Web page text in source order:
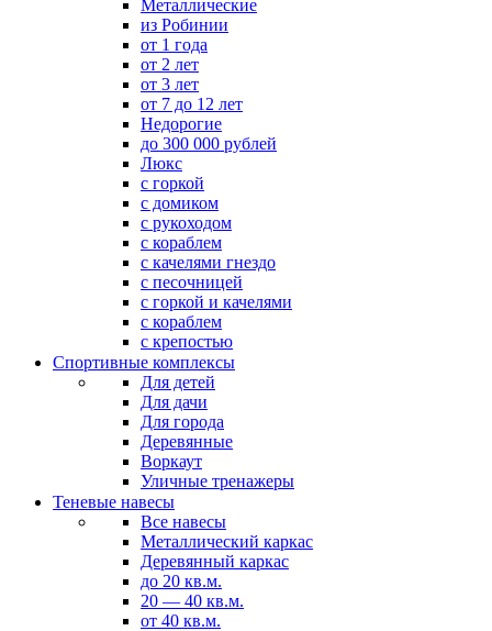
Металлические
из Робинии
от 1 года
от 2 лет
от 3 лет
от 7 до 12 лет
Недорогие
до 300 000 рублей
Люкс
с горкой
с домиком
с рукоходом
с кораблем
с качелями гнездо
с песочницей
с горкой и качелями
с кораблем
с крепостью
Спортивные комплексы
Для детей
Для дачи
Для города
Деревянные
Воркаут
Уличные тренажеры
Теневые навесы
Все навесы
Металлический каркас
Деревянный каркас
до 20 кв.м.
20 — 40 кв.м.
от 40 кв.м.